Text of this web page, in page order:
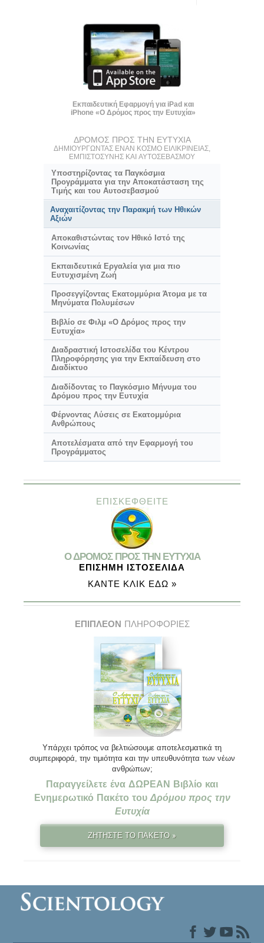
Εκπαιδευτική Εφαρμογή για iPad και
iPhone «Ο Δρόμος προς την Ευτυχία»
ΔΡΟΜΟΣ ΠΡΟΣ ΤΗΝ ΕΥΤΥΧΙΑ
ΔΗΜΙΟΥΡΓΩΝΤΑΣ ΕΝΑΝ ΚΟΣΜΟ ΕΙΛΙΚΡΙΝΕΙΑΣ,
ΕΜΠΙΣΤΟΣΥΝΗΣ ΚΑΙ ΑΥΤΟΣΕΒΑΣΜΟΥ
Υποστηρίζοντας τα Παγκόσμια
Προγράμματα για την Αποκατάσταση της
Τιμής και του Αυτοσεβασμού
Αναχαιτίζοντας την Παρακμή των Ηθικών
Αξιών
Αποκαθιστώντας τον Ηθικό Ιστό της
Κοινωνίας
Εκπαιδευτικά Εργαλεία για μια πιο
Ευτυχισμένη Ζωή
Προσεγγίζοντας Εκατομμύρια Άτομα με τα
Μηνύματα Πολυμέσων
Βιβλίο σε Φιλμ «Ο Δρόμος προς την
Ευτυχία»
Διαδραστική Ιστοσελίδα του Κέντρου
Πληροφόρησης για την Εκπαίδευση στο
Διαδίκτυο
Διαδίδοντας το Παγκόσμιο Μήνυμα του
Δρόμου προς την Ευτυχία
Φέρνοντας Λύσεις σε Εκατομμύρια
Ανθρώπους
Αποτελέσματα από την Εφαρμογή του
Προγράμματος
ΕΠΙΣΚΕΦΘΕΙΤΕ
Ο ΔΡΟΜΟΣ ΠΡΟΣ ΤΗΝ ΕΥΤΥΧΙΑ
ΕΠΙΣΗΜΗ ΙΣΤΟΣΕΛΙΔΑ
ΚΑΝΤΕ ΚΛΙΚ ΕΔΩ »
ΕΠΙΠΛΕΟΝ ΠΛΗΡΟΦΟΡΙΕΣ
Υπάρχει τρόπος να βελτιώσουμε αποτελεσματικά τη
συμπεριφορά, την τιμιότητα και την υπευθυνότητα των νέων
ανθρώπων;
Παραγγείλετε ένα ΔΩΡΕΑΝ Βιβλίο και
Ενημερωτικό Πακέτο τουΔρόμου προς την
Ευτυχία
ΖΗΤΗΣΤΕ ΤΟ ΠΑΚΕΤΟ »